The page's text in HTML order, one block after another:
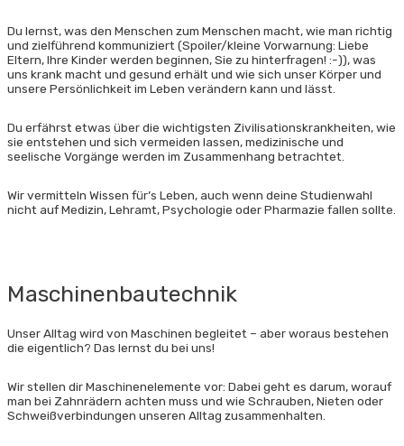
Du lernst, was den Menschen zum Menschen macht, wie man richtig
und zielführend kommuniziert (Spoiler/kleine Vorwarnung: Liebe
Eltern, Ihre Kinder werden beginnen, Sie zu hinterfragen! :-)), was
uns krank macht und gesund erhält und wie sich unser Körper und
unsere Persönlichkeit im Leben verändern kann und lässt.
Du erfährst etwas über die wichtigsten Zivilisations­krankheiten, wie
sie entstehen und sich vermeiden lassen, medizinische und
seelische Vorgänge werden im Zusammenhang betrachtet.
Wir vermitteln Wissen für’s Leben, auch wenn deine Studienwahl
nicht auf Medizin, Lehramt, Psychologie oder Pharmazie fallen sollte.
Maschinen­bautechnik
Unser Alltag wird von Maschinen begleitet – aber woraus bestehen
die eigentlich? Das lernst du bei uns!
Wir stellen dir Maschinen­elemente vor: Dabei geht es darum, worauf
man bei Zahnrädern achten muss und wie Schrauben, Nieten oder
Schweiß­verbindungen unseren Alltag zusammenhalten.